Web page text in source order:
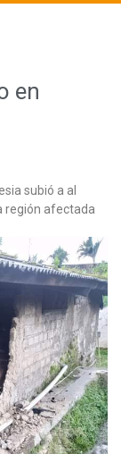
en
subió a al
región afectada